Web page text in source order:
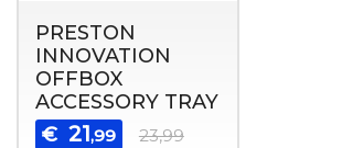
PRESTON
INNOVATION
OFFBOX
ACCESSORY TRAY
€ 21,99 23,99